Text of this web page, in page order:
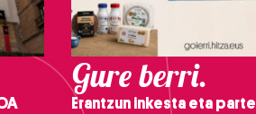
Gure berri.
Erantzun inkesta eta parte